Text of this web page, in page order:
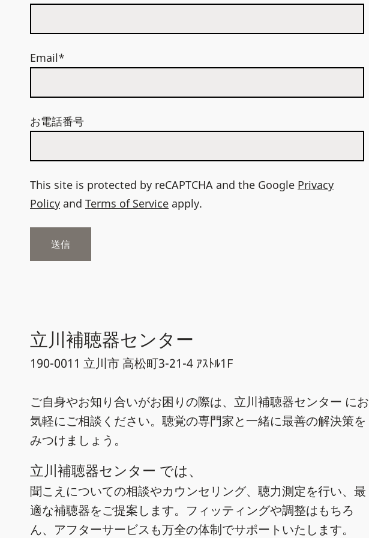
Email*
お電話番号
This site is protected by reCAPTCHA and the Google Privacy
Policy and Terms of Service apply.
立川補聴器センター
190-0011 立川市 高松町3-21-4 ｱｽﾄﾙ1F
ご自身やお知り合いがお困りの際は、立川補聴器センター にお
気軽にご相談ください。聴覚の専門家と一緒に最善の解決策を
みつけましょう。
立川補聴器センター では、
聞こえについての相談やカウンセリング、聴力測定を行い、最
適な補聴器をご提案します。フィッティングや調整はもちろ
ん、アフターサービスも万全の体制でサポートいたします。